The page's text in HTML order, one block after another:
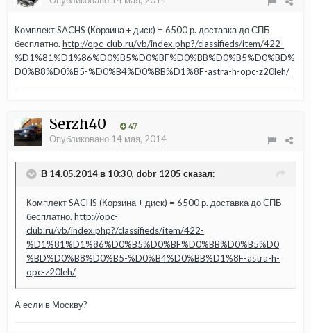
Комплект SACHS (Корзина + диск) = 6500 р. доставка до СПБ
бесплатно. http://opc-club.ru/vb/index.php?/classifieds/item/422-
%D1%81%D1%86%D0%B5%D0%BF%D0%BB%D0%B5%D0%BD%
D0%B8%D0%B5-%D0%B4%D0%BB%D1%8F-astra-h-opc-z20leh/
Serzh40 47
Опубликовано 14 мая, 2014
В 14.05.2014 в 10:30, dobr 1205 сказал:
Комплект SACHS (Корзина + диск) = 6500 р. доставка до СПБ
бесплатно. http://opc-
club.ru/vb/index.php?/classifieds/item/422-
%D1%81%D1%86%D0%B5%D0%BF%D0%BB%D0%B5%D0
%BD%D0%B8%D0%B5-%D0%B4%D0%BB%D1%8F-astra-h-
opc-z20leh/
А если в Москву?